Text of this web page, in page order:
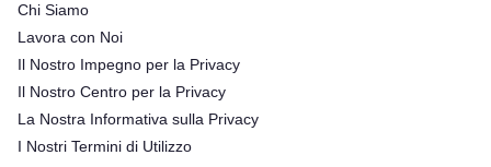
Chi Siamo
Lavora con Noi
Il Nostro Impegno per la Privacy
Il Nostro Centro per la Privacy
La Nostra Informativa sulla Privacy
I Nostri Termini di Utilizzo